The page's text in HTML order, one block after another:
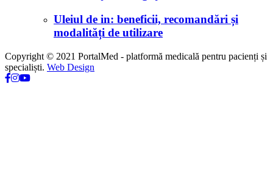
Uleiul de in: beneficii, recomandări și
modalități de utilizare
Copyright © 2021 PortalMed - platformă medicală pentru pacienți și
specialiști. Web Design